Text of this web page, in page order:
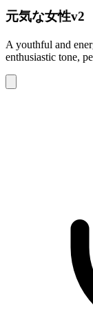
元気な女性v2
A youthful and
enthusiastic tone,